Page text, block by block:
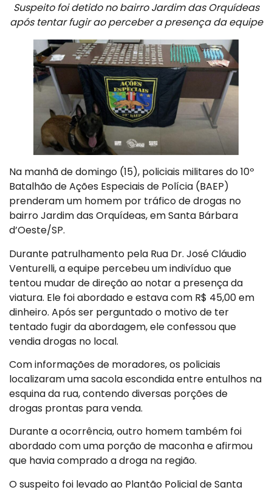
Suspeito foi detido no bairro Jardim das Orquídeas
após tentar fugir ao perceber a presença da equipe
Na manhã de domingo (15), policiais militares do 10º
Batalhão de Ações Especiais de Polícia (BAEP)
prenderam um homem por tráfico de drogas no
bairro Jardim das Orquídeas, em Santa Bárbara
d’Oeste/SP.
Durante patrulhamento pela Rua Dr. José Cláudio
Venturelli, a equipe percebeu um indivíduo que
tentou mudar de direção ao notar a presença da
viatura. Ele foi abordado e estava com R$ 45,00 em
dinheiro. Após ser perguntado o motivo de ter
tentado fugir da abordagem, ele confessou que
vendia drogas no local.
Com informações de moradores, os policiais
localizaram uma sacola escondida entre entulhos na
esquina da rua, contendo diversas porções de
drogas prontas para venda.
Durante a ocorrência, outro homem também foi
abordado com uma porção de maconha e afirmou
que havia comprado a droga na região.
O suspeito foi levado ao Plantão Policial de Santa